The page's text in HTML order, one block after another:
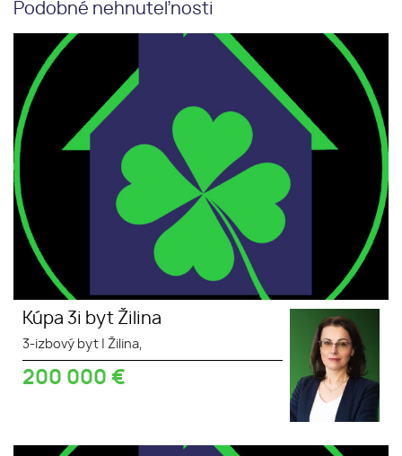
Podobné nehnuteľnosti
Kúpa 3i byt Žilina
Kúpa 3i byt Žilina
3-izbový byt Žilina,
200 000 €